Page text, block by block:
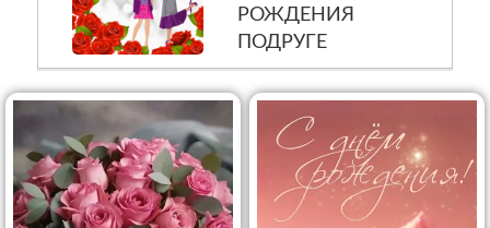
РОЖДЕНИЯ
ПОДРУГЕ